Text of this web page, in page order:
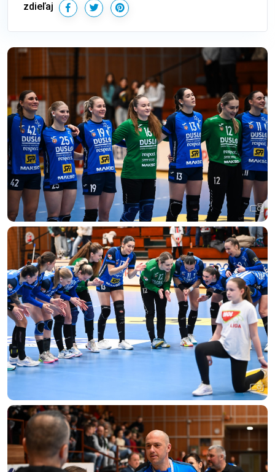
zdieľaj